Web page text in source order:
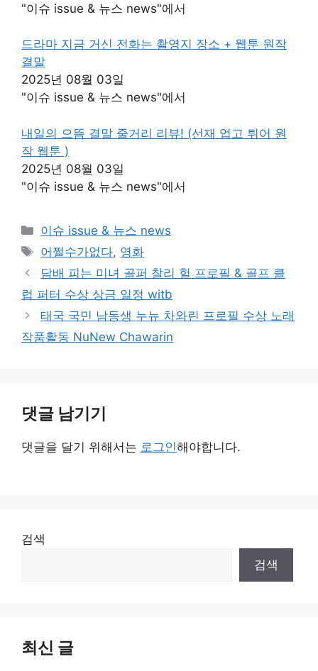
"이슈 issue & 뉴스 news"에서
드라마 지금 거신 전화는 촬영지 장소 + 웹툰 원작
결말
2025년 08월 03일
"이슈 issue & 뉴스 news"에서
내일의 으뜸 결말 줄거리 리뷰! (선재 업고 튀어 원
작 웹툰 )
2025년 08월 03일
"이슈 issue & 뉴스 news"에서
카
테
고
리
이슈 issue & 뉴스 news
태
그
어쩔수가없다, 영화
담배 피는 미녀 골퍼 찰리 헐 프로필 & 골프 클
럽 퍼터 수상 상금 일정 witb
태국 국민 남동생 누뉴 차와린 프로필 수상 노래
작품활동 NuNew Chawarin
댓글 남기기
댓글을 달기 위해서는 로그인해야합니다.
검색
검색
최신 글